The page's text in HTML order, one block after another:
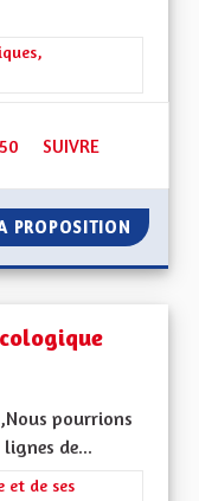
transitions
50 50 ABONNÉS
SUIVRE
PROPOSITION
pourrions
de...
et de ses